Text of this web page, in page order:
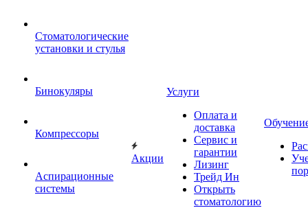
Стоматологические
установки и стулья
Бинокуляры
Компрессоры
Аспирационные
системы
Акции
Услуги
Оплата и
доставка
Сервис и
гарантии
Лизинг
Трейд Ин
Открыть
стоматологию